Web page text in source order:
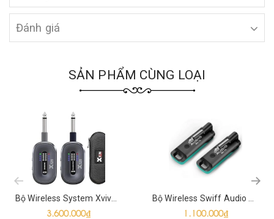
Đánh giá
SẢN PHẨM CÙNG LOẠI
3.600.000₫ 1.100.000₫